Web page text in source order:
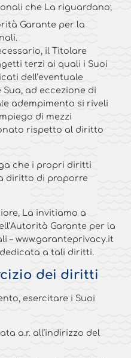
che La riguardano;
Garante per la
il Titolare
terzi ai quali i Suoi
dell’eventuale
ad eccezione di
adempimento si riveli
di mezzi
rispetto al diritto
che i propri diritti
diritto di proporre
La invitiamo a
Garante per la
– www.garanteprivacy.it
a tali diritti.
dei diritti
esercitare i Suoi
a.r. all’indirizzo del